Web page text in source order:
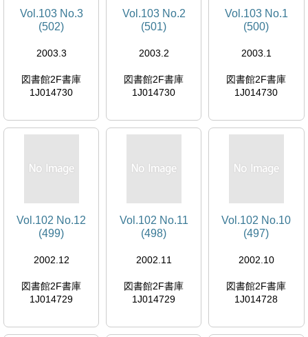
Vol.103 No.3
(502)
2003.3
図書館2F書庫
1J014730
Vol.103 No.2
(501)
2003.2
図書館2F書庫
1J014730
Vol.103 No.1
(500)
2003.1
図書館2F書庫
1J014730
Vol.102 No.12
(499)
2002.12
図書館2F書庫
1J014729
Vol.102 No.11
(498)
2002.11
図書館2F書庫
1J014729
Vol.102 No.10
(497)
2002.10
図書館2F書庫
1J014728